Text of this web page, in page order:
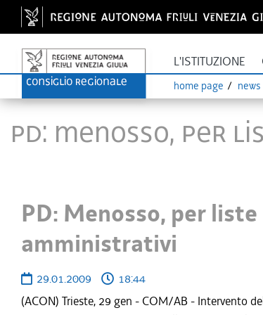
L'ISTITUZIONE
home page news
PD: Menosso, per
PD: Menosso, per
amministrativi
29.01.2009
18:44
(ACON) Trieste, 29 gen - COM/AB - Intervento